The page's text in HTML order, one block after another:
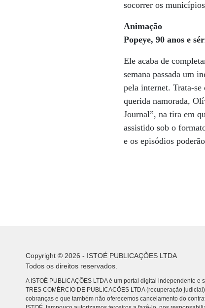
socorrer os
Animação
Popeye, 90 anos e
Ele acaba de
semana passada um
pela internet. Trata-
querida namorada,
Journal”, na tira em
assistido sob o
e os episódios
Copyright © 2026 - ISTOÉ PUBLICAÇÕES LTDA
Todos os direitos reservados.
A ISTOÉ PUBLICAÇÕES LTDA é um portal digital independente
TRES COMÉRCIO DE PUBLICACÕES LTDA (recuperação
cobranças e que também não oferecemos cancelamento do